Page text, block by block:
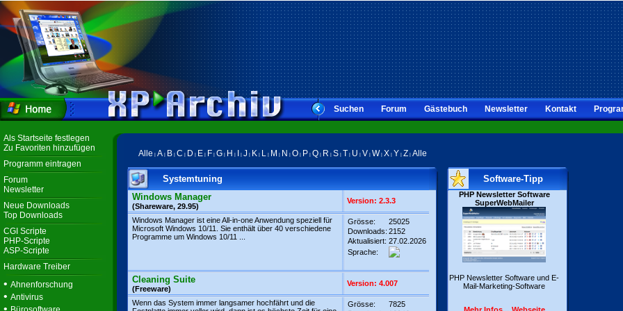
Suchen Forum Gästebuch Newsletter Kontakt
Als Startseite festlegen
Zu Favoriten hinzufügen
Programm eintragen
Forum
Newsletter
Neue Downloads
Top Downloads
CGI Scripte
PHP-Scripte
ASP-Scripte
Hardware Treiber
• Ahnenforschung
• Antivirus
•
Alle A B C D E F G H J K L M N O P Q R S T U V W X Y Z Alle
Systemtuning
Windows Manager
(Shareware, 29.95)
Version: 2.3.3
Windows Manager ist eine All-in-one Anwendung speziell für
Microsoft Windows 10/11. Sie enthält über 40 verschiedene
Programme um Windows 10/11 ...
Grösse:
25025
Downloads: 2152
Aktualisiert: 27.02.2026
Sprache:
Cleaning Suite
(Freeware)
Version: 4.007
Wenn das System immer langsamer hochfährt und die
Grösse:
7825
Software-Tipp
PHP Newsletter Software
SuperWebMailer
PHP Newsletter Software und E-
Mail-Marketing-Software